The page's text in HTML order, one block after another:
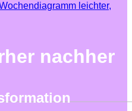
leichter,
nachher